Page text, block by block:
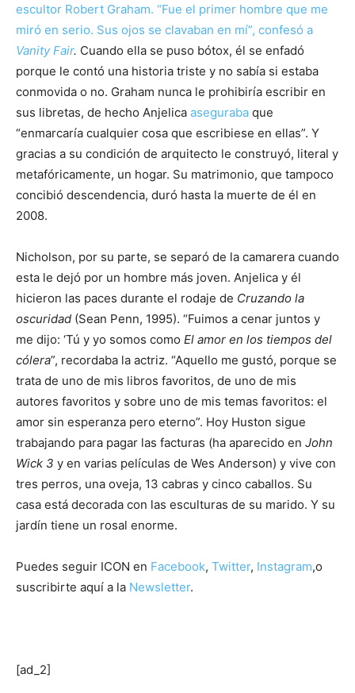
escultor Robert Graham. “Fue el primer hombre que me
miró en serio. Sus ojos se clavaban en mí”, confesó a
Vanity Fair. Cuando ella se puso bótox, él se enfadó
porque le contó una historia triste y no sabía si estaba
conmovida o no. Graham nunca le prohibiría escribir en
sus libretas, de hecho Anjelica aseguraba que
“enmarcaría cualquier cosa que escribiese en ellas”. Y
gracias a su condición de arquitecto le construyó, literal y
metafóricamente, un hogar. Su matrimonio, que tampoco
concibió descendencia, duró hasta la muerte de él en
2008.
Nicholson, por su parte, se separó de la camarera cuando
esta le dejó por un hombre más joven. Anjelica y él
hicieron las paces durante el rodaje de Cruzando la
oscuridad (Sean Penn, 1995). “Fuimos a cenar juntos y
me dijo: ‘Tú y yo somos como El amor en los tiempos del
cólera”, recordaba la actriz. “Aquello me gustó, porque se
trata de uno de mis libros favoritos, de uno de mis
autores favoritos y sobre uno de mis temas favoritos: el
amor sin esperanza pero eterno”. Hoy Huston sigue
trabajando para pagar las facturas (ha aparecido en John
Wick 3 y en varias películas de Wes Anderson) y vive con
tres perros, una oveja, 13 cabras y cinco caballos. Su
casa está decorada con las esculturas de su marido. Y su
jardín tiene un rosal enorme.
Puedes seguir ICON en Facebook, Twitter, Instagram,o
suscribirte aquí a la Newsletter.
[ad_2]